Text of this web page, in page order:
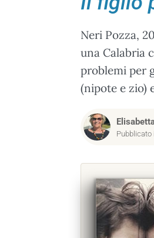
Neri Pozza,
una Calabria
problemi per
(nipote e zio)
Pubblicato